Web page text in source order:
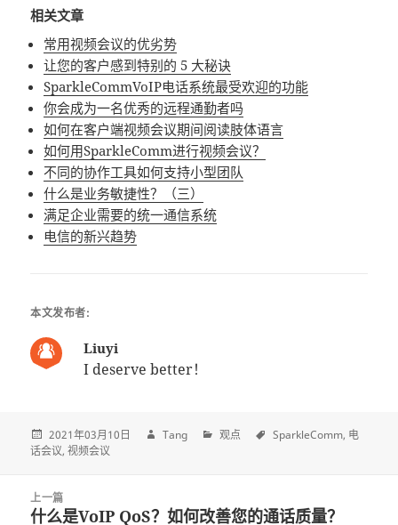
相关文章
常用视频会议的优劣势
让您的客户感到特别的 5 大秘诀
SparkleCommVoIP电话系统最受欢迎的功能
你会成为一名优秀的远程通勤者吗
如何在客户端视频会议期间阅读肢体语言
如何用SparkleComm进行视频会议？
不同的协作工具如何支持小型团队
什么是业务敏捷性？（三）
满足企业需要的统一通信系统
电信的新兴趋势
本文发布者:
Liuyi
I deserve better！
2021年03月10日 Tang 观点 SparkleComm 电
话会议 视频会议
navigation
上一篇
上
什么是VoIP QoS？如何改善您的通话质量？